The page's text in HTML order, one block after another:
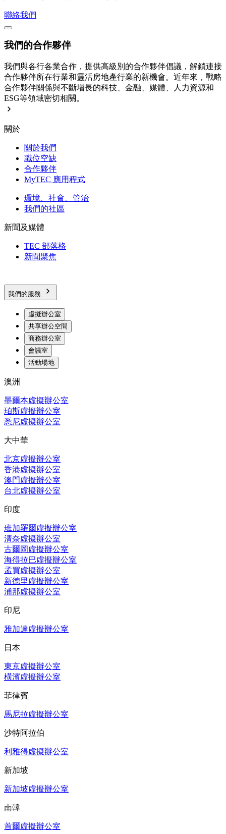
聯絡我們
我們的合作夥伴
我們與各行各業合作，提供高級別的合作夥伴倡議，解鎖連接
合作夥伴所在行業和靈活房地產行業的新機會。近年來，戰略
合作夥伴關係與不斷增長的科技、金融、媒體、人力資源和
ESG等領域密切相關。
關於
關於我們
職位空缺
合作夥伴
MyTEC 應用程式
環境、社會、管治
我們的社區
新聞及媒體
TEC 部落格
新聞聚焦
我們的服務
虛擬辦公室
共享辦公空間
商務辦公室
會議室
活動場地
澳洲
墨爾本虛擬辦公室
珀斯虛擬辦公室
悉尼虛擬辦公室
大中華
北京虛擬辦公室
香港虛擬辦公室
澳門虛擬辦公室
台北虛擬辦公室
印度
班加羅爾虛擬辦公室
清奈虛擬辦公室
古爾岡虛擬辦公室
海得拉巴虛擬辦公室
孟買虛擬辦公室
新德里虛擬辦公室
浦那虛擬辦公室
印尼
雅加達虛擬辦公室
日本
東京虛擬辦公室
橫濱虛擬辦公室
菲律賓
馬尼拉虛擬辦公室
沙特阿拉伯
利雅得虛擬辦公室
新加坡
新加坡虛擬辦公室
南韓
首爾虛擬辦公室